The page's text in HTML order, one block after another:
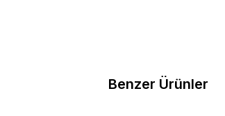
Benzer Ürünler